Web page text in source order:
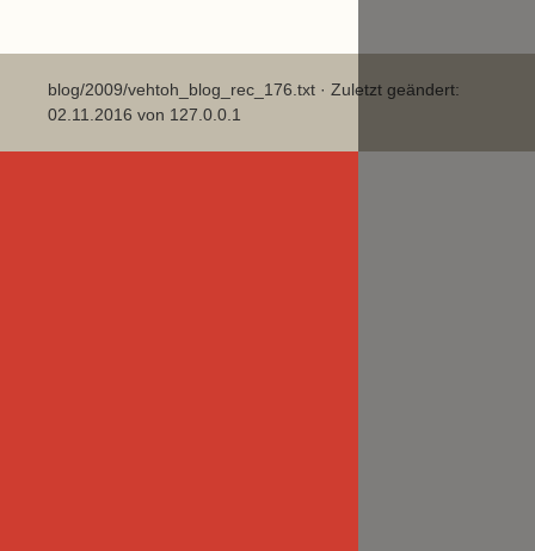
blog/2009/vehtoh_blog_rec_176.txt · Zuletzt geändert:
02.11.2016 von 127.0.0.1